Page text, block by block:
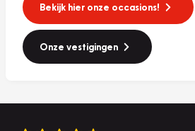
Bekijk hier onze occasions!
Onze vestigingen